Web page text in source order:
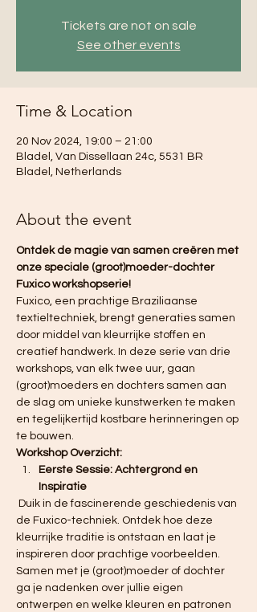
Tickets are not on sale
See other events
Time & Location
20 Nov 2024, 19:00 – 21:00
Bladel, Van Dissellaan 24c, 5531 BR
Bladel, Netherlands
About the event
Ontdek de magie van samen creëren met
onze speciale (groot)moeder-dochter
Fuxico workshopserie!
Fuxico, een prachtige Braziliaanse
textieltechniek, brengt generaties samen
door middel van kleurrijke stoffen en
creatief handwerk. In deze serie van drie
workshops, van elk twee uur, gaan
(groot)moeders en dochters samen aan
de slag om unieke kunstwerken te maken
en tegelijkertijd kostbare herinneringen op
te bouwen.
Workshop Overzicht:
Eerste Sessie: Achtergrond en
Inspiratie
de Fuxico-techniek. Ontdek hoe deze
kleurrijke traditie is ontstaan en laat je
inspireren door prachtige voorbeelden.
Samen met je (groot)moeder of dochter
ga je nadenken over jullie eigen
ontwerpen en welke kleuren en patronen